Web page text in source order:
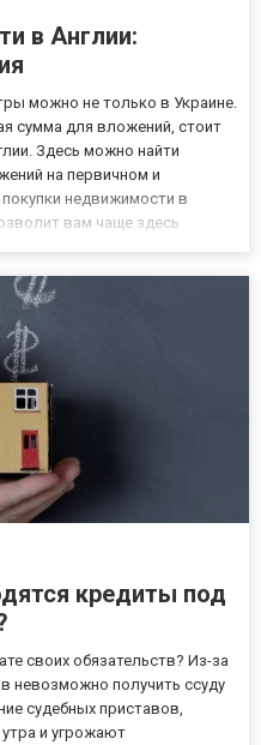
в Англии:
можно не только в Украине.
сумма для вложений, стоит
Здесь можно найти
на первичном и
недвижимости в
вам чаще здесь
кредиты под
своих обязательств? Из-за
невозможно получить ссуду
судебных приставов,
и угрожают